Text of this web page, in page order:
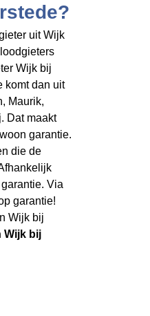
uit Wijk
Wijk bij
komt dan uit
Maurik,
Dat maakt
garantie.
die de
Via
garantie!
Wijk bij
Wijk bij